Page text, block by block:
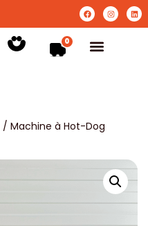
0
/ Machine à Hot-Dog